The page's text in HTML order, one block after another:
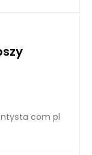
com pl